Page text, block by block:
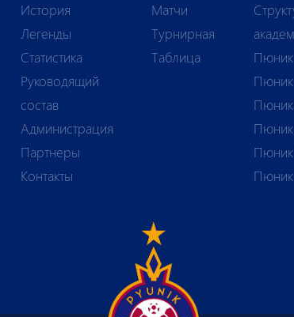
История
Легенды
Статистика
Руководящий
состав
Администрация
Партнеры
Контакты
Матчи
Турнирная
Таблица
Пюник
Пюник
Пюник
Пюник